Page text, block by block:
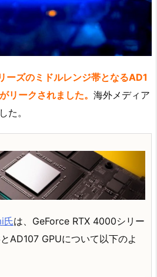
ズのミドルレンジ帯となるAD1
ークされました。 海外メディア
た。
氏は、GeForce RTX 4000シリー
AD107 GPUについて以下のよ